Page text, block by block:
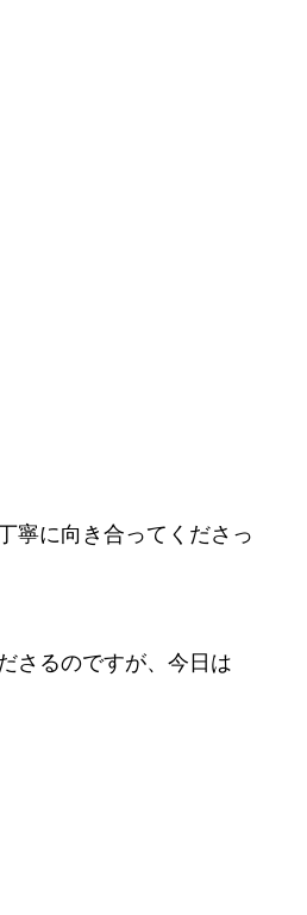
寧に向き合ってくださっ
さるのですが、今日は